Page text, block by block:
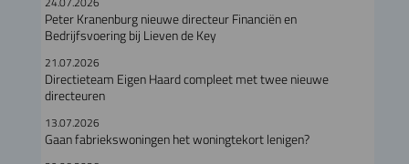
Peter Kranenburg nieuwe directeur Financiën en
Bedrijfsvoering bij Lieven de Key
21.07.2026
Directieteam Eigen Haard compleet met twee nieuwe
directeuren
13.07.2026
Gaan fabriekswoningen het woningtekort lenigen?